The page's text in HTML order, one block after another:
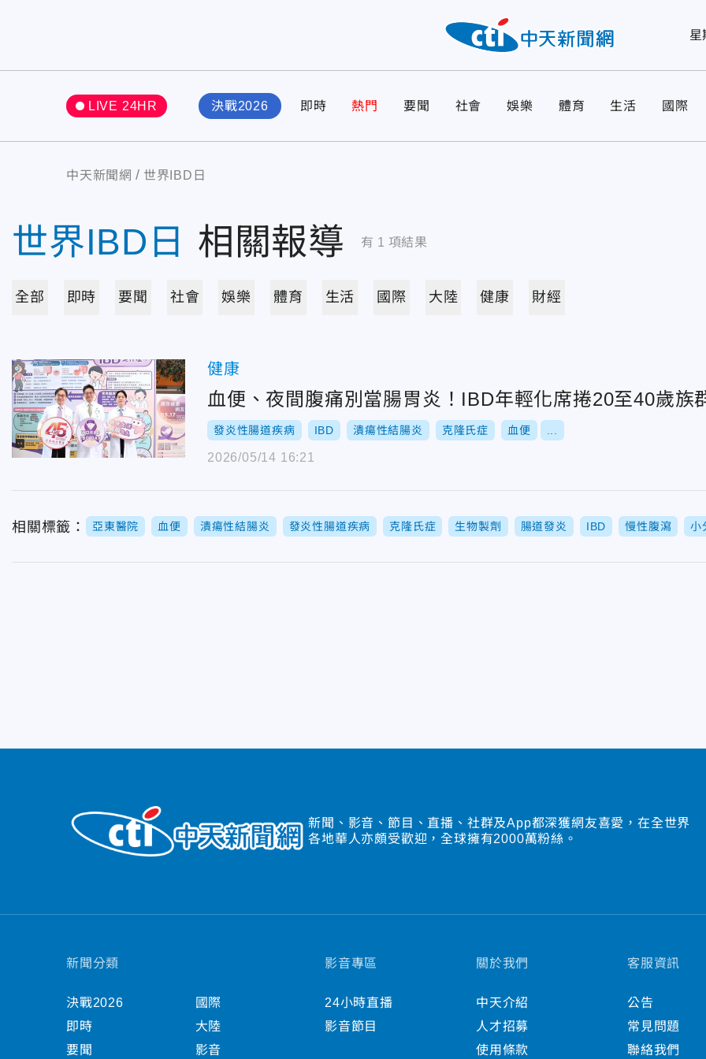
星
LIVE 24HR 決戰2026 即時 熱門 要聞 社會 娛樂 體育 生活 國際
中天新聞網 世界IBD日
世界IBD日 相關報導 有 1 項結果
全部 即時 要聞 社會 娛樂 體育 生活 國際 大陸 健康 財經
健康
血便、夜間腹痛別當腸胃炎！IBD年輕化席捲20至40歲族
發炎性腸道疾病 IBD 潰瘍性結腸炎 克隆氏症 血便
2026/05/14 16:21
相關標籤： 亞東醫院 血便 潰瘍性結腸炎 發炎性腸道疾病 克隆氏症 生物製劑 腸道發炎 IBD 慢性腹瀉 小
新聞、影音、節目、直播、社群及App都深獲網友喜愛，在全世界
各地華人亦頗受歡迎，全球擁有2000萬粉絲。
新聞分類
決戰2026
即時
要聞
國際
大陸
影音
影音專區
24小時直播
影音節目
關於我們
中天介紹
人才招募
使用條款
客服資訊
公告
常見問題
聯絡我們